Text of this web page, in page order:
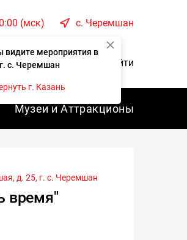
(мск) с. Черемшан
видите мероприятия в
г. с. Черемшан
г. Казань
Корзина Войти
Музеи и Аттракционы
д. 25, г. с. Черемшан
время"